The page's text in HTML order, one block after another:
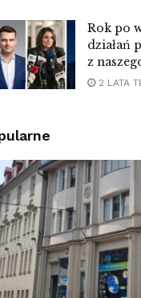
Rok po
działań
z
2 LATA